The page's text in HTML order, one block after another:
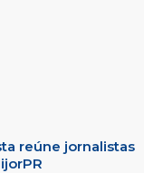
reúne jornalistas